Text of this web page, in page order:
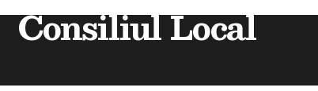
Consiliul Local